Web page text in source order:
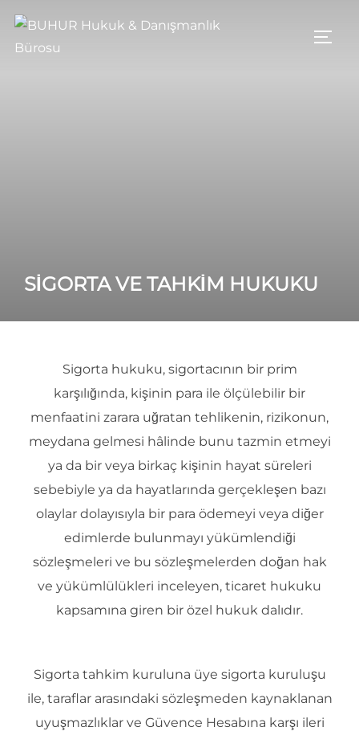
geç
SİGORTA VE TAHKİM HUKUKU
Sigorta hukuku, sigortacının bir prim
karşılığında, kişinin para ile ölçülebilir bir
menfaatini zarara uğratan tehlikenin, rizikonun,
meydana gelmesi hâlinde bunu tazmin etmeyi
ya da bir veya birkaç kişinin hayat süreleri
sebebiyle ya da hayatlarında gerçekleşen bazı
olaylar dolayısıyla bir para ödemeyi veya diğer
edimlerde bulunmayı yükümlendiği
sözleşmeleri ve bu sözleşmelerden doğan hak
ve yükümlülükleri inceleyen, ticaret hukuku
kapsamına giren bir özel hukuk dalıdır.
Sigorta tahkim kuruluna üye sigorta kuruluşu
ile, taraflar arasındaki sözleşmeden kaynaklanan
uyuşmazlıklar ve Güvence Hesabına karşı ileri